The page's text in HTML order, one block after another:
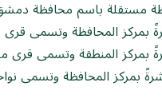
مستقلة باسم محافظة
بمركز المحافظة وتسمى قرى
بمركز المنطقة وتسمى قرى
بمركز المحافظة وتسمى